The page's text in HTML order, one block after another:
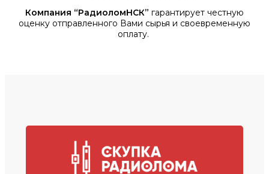
Компания “РадиоломНСК” гарантирует честную
оценку отправленного Вами сырья и своевременную
оплату.